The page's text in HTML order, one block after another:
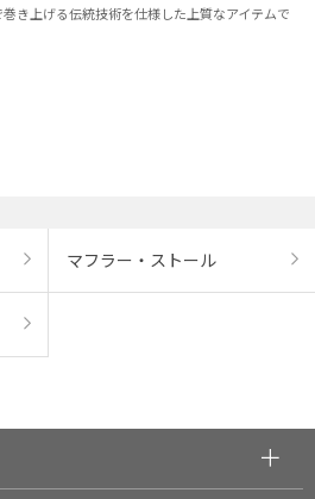
き上げる伝統技術を仕様した上質なアイテムで
マフラー・ストール